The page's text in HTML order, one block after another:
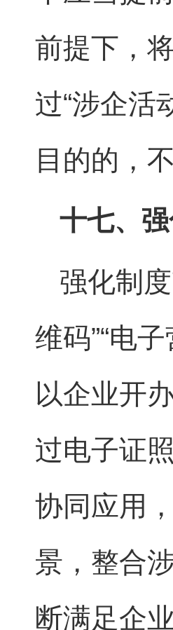
前提下，
过“涉企活
目的的，
十七、
强化制
维码”“电
以企业开
过电子证
协同应用
景，整合
断满足企